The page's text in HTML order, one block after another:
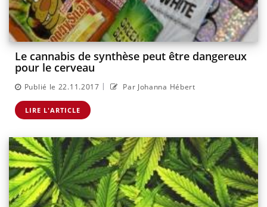
Le cannabis de synthèse peut être dangereux
pour le cerveau
Publié le 22.11.2017 | Par Johanna Hébert
LIRE L'ARTICLE